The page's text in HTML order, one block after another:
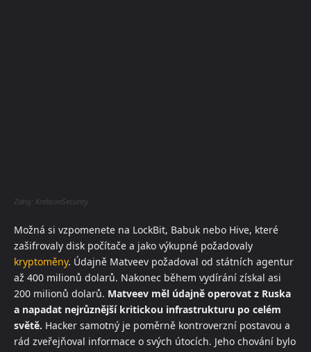
Zdroj: KrebsonSecurity
Možná si vzpomenete na LockBit, Babuk nebo Hive, které
zašifrovaly disk počítače a jako výkupné požadovaly
kryptoměny. Údajně Matveev požadoval od státních agentur
až 400 milionů dolarů. Nakonec během vydírání získal asi
200 milionů dolarů. Matveev měl údajně operovat z Ruska
a napadat nejrůznější kritickou infrastrukturu po celém
světě. Hacker samotný je poměrně kontroverzní postavou a
rád zveřejňoval informace o svých útocích. Jeho chování bylo